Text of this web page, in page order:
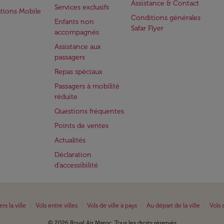
Mobile
Services exclusifs
Enfants non
accompagnés
Assistance aux
passagers
Repas spéciaux
Passagers à mobilité
réduite
Questions fréquentes
Points de ventes
Actualités
Déclaration
d’accessibilité
Assistance & Contact
Conditions générales
Safar Flyer
la ville Vols entre villes Vols de ville à pays Au départ de la ville Vols